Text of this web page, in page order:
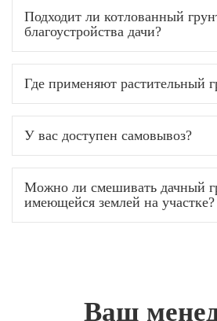
Подходит ли котлованный
благоустройства дачи?
Где применяют растительный
У вас доступен самовывоз?
Можно ли смешивать дачный
имеющейся землей на участке?
Ваш